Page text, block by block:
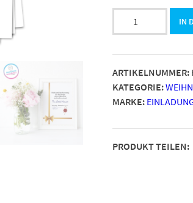
Schleife
Gold-
Look,
Motivpapier
bedruckt
Menge
IN
ARTIKELNUMMER:
KATEGORIE:
MARKE:
PRODUKT TEILEN: